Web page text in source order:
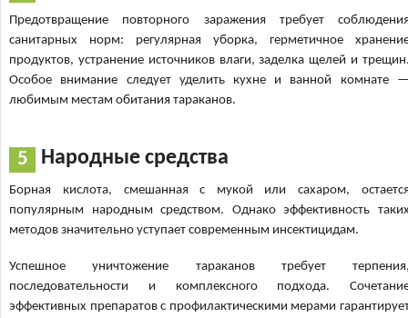
Предотвращение повторного заражения требует
санитарных норм: регулярная уборка, герметичное
продуктов, устранение источников влаги, заделка щелей и
Особое внимание следует уделить кухне и ванной комнате
любимым местам обитания тараканов.
Народные средства
Борная кислота, смешанная с мукой или сахаром,
популярным народным средством. Однако эффективность
методов значительно уступает современным инсектицидам.
Успешное уничтожение тараканов требует
последовательности и комплексного подхода.
эффективных препаратов с профилактическими мерами